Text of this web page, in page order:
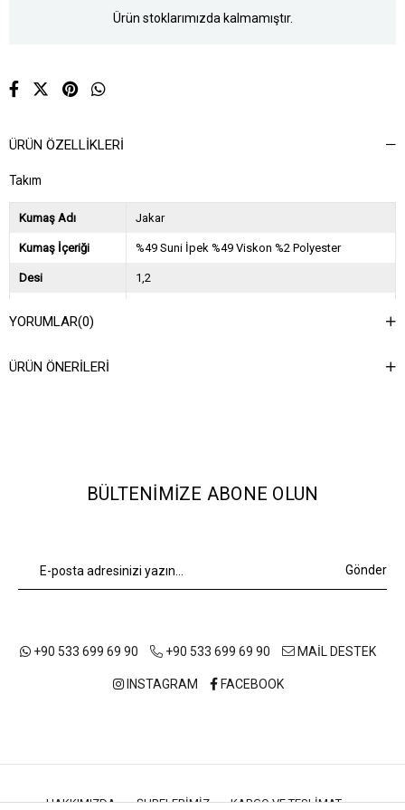
Ürün stoklarımızda kalmamıştır.
ÜRÜN ÖZELLIKLERI
Takım
Kumaş Adı Jakar
Kumaş İçeriği %49 Suni İpek %49 Viskon %2 Polyester
Desi 1,2
Asorti Bilgisi
YORUMLAR(0)
ÜRÜN ÖNERILERI
BÜLTENIMIZE ABONE OLUN
Gönder
+90 533 699 69 90 +90 533 699 69 90 MAİL DESTEK
INSTAGRAM FACEBOOK
HAKKIMIZDA ŞUBELERIMIZ
KARGO VE TESLIMAT